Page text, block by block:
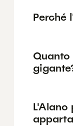
Perché
L'Alano